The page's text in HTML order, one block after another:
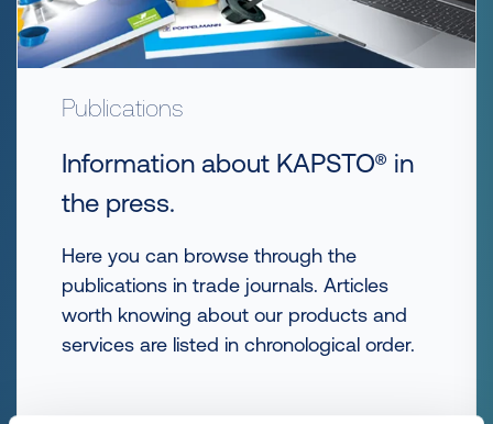
Publications
Information about KAPSTO® in
the press.
Here you can browse through the
publications in trade journals. Articles
worth knowing about our products and
services are listed in chronological order.